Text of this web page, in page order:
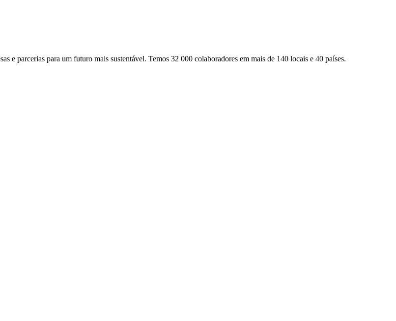
e parcerias para um futuro mais sustentável. Temos 32 000 colaboradores em mais de 140 locais e 40 países.